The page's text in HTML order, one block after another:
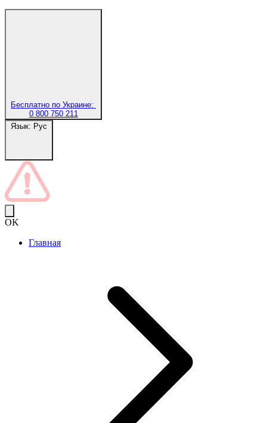
Бесплатно по Украине:
0 800 750 211
Язык: Рус
OK
Главная